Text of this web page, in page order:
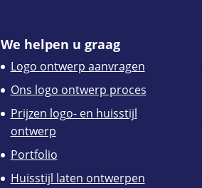
We helpen u graag
Logo ontwerp aanvragen
Ons logo ontwerp proces
Prijzen logo- en huisstijl
ontwerp
Portfolio
Huisstijl laten ontwerpen